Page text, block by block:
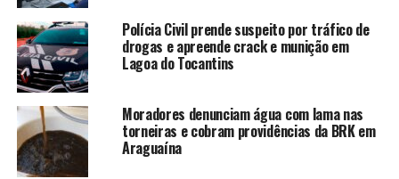
Polícia Civil prende suspeito por tráfico de
drogas e apreende crack e munição em
Lagoa do Tocantins
Moradores denunciam água com lama nas
torneiras e cobram providências da BRK em
Araguaína